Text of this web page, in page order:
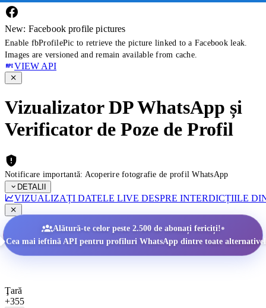
New: Facebook profile pictures
Enable fbProfilePic to retrieve the picture linked to a Facebook leak.
Images are versioned and remain available from cache.
VIEW API
Vizualizator DP WhatsApp și
Verificator de Poze de Profil
Notificare importantă: Acoperire fotografie de profil WhatsApp
DETALII
VIZUALIZAȚI DATELE LIVE DESPRE INTERDICȚIILE
Alătură-te celor peste 2.500 de abonați fericiți!•
Cea mai ieftină API pentru profiluri WhatsApp dintre toate
Ţară
+355